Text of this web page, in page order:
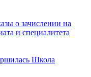
о зачислении на
и специалитета
Школа